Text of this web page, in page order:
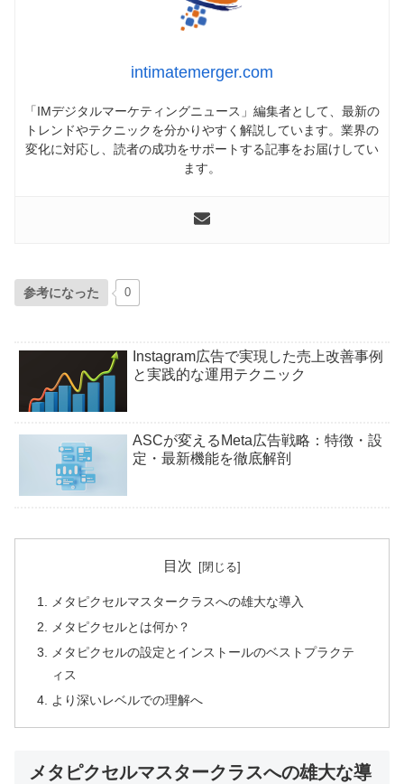
intimatemerger.com
「IMデジタルマーケティングニュース」編集者として、最新の
トレンドやテクニックを分かりやすく解説しています。業界の
変化に対応し、読者の成功をサポートする記事をお届けしてい
ます。
参考になった 0
Instagram広告で実現した売上改善事例
と実践的な運用テクニック
ASCが変えるMeta広告戦略：特徴・設
定・最新機能を徹底解剖
目次
メタピクセルマスタークラスへの雄大な導入
メタピクセルとは何か？
メタピクセルの設定とインストールのベストプラクテ
ィス
より深いレベルでの理解へ
メタピクセルマスタークラスへの雄大な導